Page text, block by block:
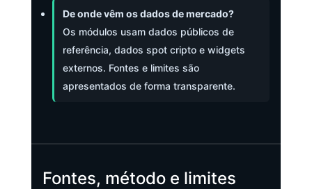
De onde vêm os dados de mercado?
Os módulos usam dados públicos de
referência, dados spot cripto e widgets
externos. Fontes e limites são
apresentados de forma transparente.
Fontes, método e limites